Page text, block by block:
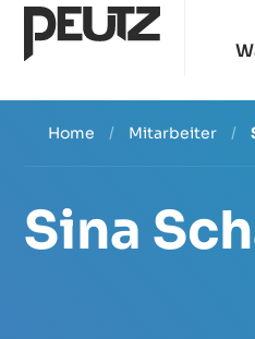
Home / Mitarbeiter /
Sina